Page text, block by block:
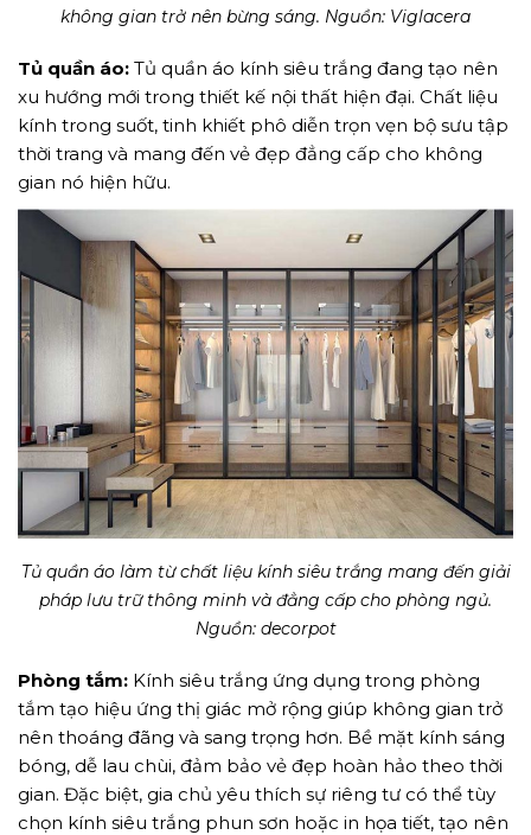
không gian trở nên bừng sáng. Nguồn: Viglacera
Tủ quần áo: Tủ quần áo kính siêu trắng đang tạo nên
xu hướng mới trong thiết kế nội thất hiện đại. Chất liệu
kính trong suốt, tinh khiết phô diễn trọn vẹn bộ sưu tập
thời trang và mang đến vẻ đẹp đẳng cấp cho không
gian nó hiện hữu.
Tủ quần áo làm từ chất liệu kính siêu trắng mang đến giải
pháp lưu trữ thông minh và đẳng cấp cho phòng ngủ.
Nguồn: decorpot
Phòng tắm: Kính siêu trắng ứng dụng trong phòng
tắm tạo hiệu ứng thị giác mở rộng giúp không gian trở
nên thoáng đãng và sang trọng hơn. Bề mặt kính sáng
bóng, dễ lau chùi, đảm bảo vẻ đẹp hoàn hảo theo thời
gian. Đặc biệt, gia chủ yêu thích sự riêng tư có thể tùy
chọn kính siêu trắng phun sơn hoặc in họa tiết, tạo nên